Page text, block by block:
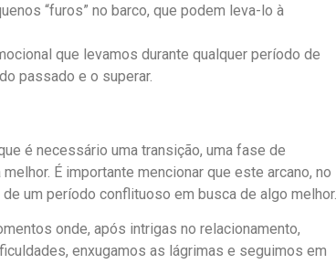
“furos” no barco, que podem leva-lo à
que levamos durante qualquer período de
passado e o superar.
é necessário uma transição, uma fase de
É importante mencionar que este arcano, no
um período conflituoso em busca de algo melhor.
onde, após intrigas no relacionamento,
enxugamos as lágrimas e seguimos em